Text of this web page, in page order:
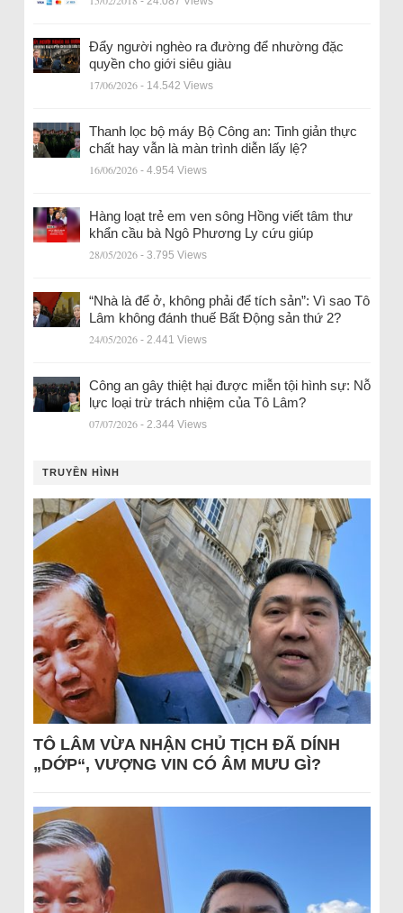
Đẩy người nghèo ra đường để nhường đặc
quyền cho giới siêu giàu
17/06/2026 - 14.542 Views
Thanh lọc bộ máy Bộ Công an: Tinh giản thực
chất hay vẫn là màn trình diễn lấy lệ?
16/06/2026 - 4.954 Views
Hàng loạt trẻ em ven sông Hồng viết tâm thư
khẩn cầu bà Ngô Phương Ly cứu giúp
28/05/2026 - 3.795 Views
“Nhà là để ở, không phải để tích sản”: Vì sao Tô
Lâm không đánh thuế Bất Động sản thứ 2?
24/05/2026 - 2.441 Views
Công an gây thiệt hại được miễn tội hình sự: Nỗ
lực loại trừ trách nhiệm của Tô Lâm?
07/07/2026 - 2.344 Views
TRUYỀN HÌNH
TÔ LÂM VỪA NHẬN CHỦ TỊCH ĐÃ DÍNH
„DỚP“, VƯỢNG VIN CÓ ÂM MƯU GÌ?